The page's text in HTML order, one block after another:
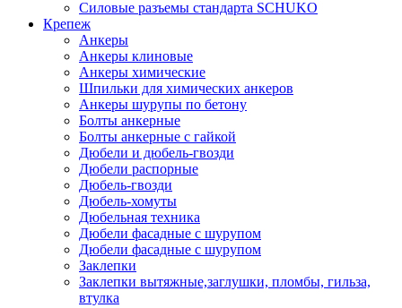
Силовые разъемы стандарта SCHUKO
Крепеж
Анкеры
Анкеры клиновые
Анкеры химические
Шпильки для химических анкеров
Анкеры шурупы по бетону
Болты анкерные
Болты анкерные с гайкой
Дюбели и дюбель-гвозди
Дюбели распорные
Дюбель-гвозди
Дюбель-хомуты
Дюбельная техника
Дюбели фасадные с шурупом
Дюбели фасадные с шурупом
Заклепки
Заклепки вытяжные,заглушки, пломбы, гильза,
втулка